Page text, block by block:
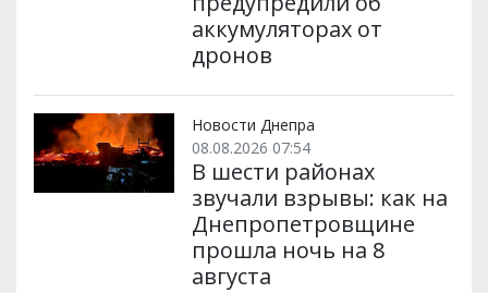
аккумуляторах от
дронов
Новости Днепра
08.08.2026 07:54
В шести районах
звучали взрывы: как на
Днепропетровщине
прошла ночь на 8
августа